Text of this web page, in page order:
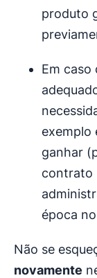
produto
Em caso
exemplo
ganhar
contrato
época
Não se
novamente